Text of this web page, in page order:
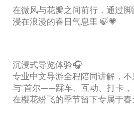
在微风与花瓣之间前行，通过
浸在浪漫的春日气息里 🍃💗
沉浸式导览体验🎧
专业中文导游全程陪同讲解，不
与”首尔——踩车、互动、打卡，
在樱花纷飞的季节留下专属于